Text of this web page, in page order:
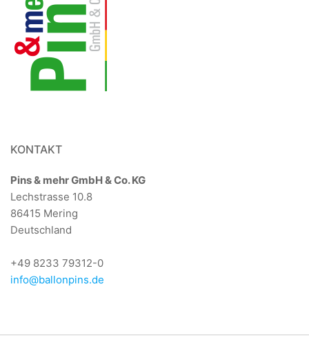
KONTAKT
Pins & mehr GmbH & Co. KG
Lechstrasse 10.8
86415 Mering
Deutschland
+49 8233 79312-0
info@ballonpins.de